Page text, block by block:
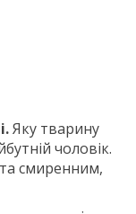
Яку тварину
чоловік.
смиренним,